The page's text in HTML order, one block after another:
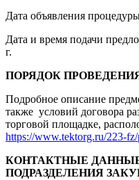
Дата объявления
Дата и время подачи
г.
ПОРЯДОК
Подробное описание
также условий договора
торговой площадке,
https://www.tektorg.ru/223-
КОНТАКТНЫЕ
ПОДРАЗДЕЛЕНИЯ